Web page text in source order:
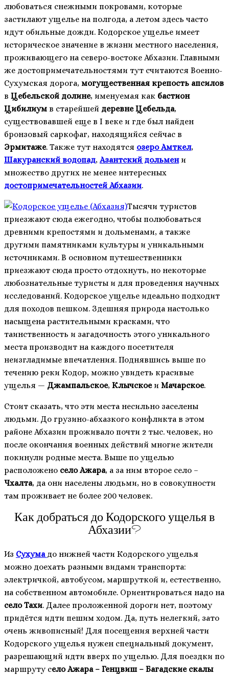
любоваться снежными покровами, которые
застилают ущелье на полгода, а летом здесь часто
идут обильные дожди. Кодорское ущелье имеет
историческое значение в жизни местного населения,
проживающего на северо-востоке Абхазии. Главными
же достопримечательностями тут считаются Военно-
Сухумская дорога, могущественная крепость апсилов
в Цебельской долине, именуемая как бастион
Цибилиум в старейшей деревне Цебельда,
существовавшей еще в I веке и где был найден
бронзовый саркофаг, находящийся сейчас в
Эрмитаже. Также тут находятся озеро Амткел,
Шакуранский водопад, Азантский дольмени
множество других не менее интересных
достопримечательностей Абхазии.
Тысячи туристов
приезжают сюда ежегодно, чтобы полюбоваться
древними крепостями и дольменами, а также
другими памятниками культуры и уникальными
источниками. В основном путешественники
приезжают сюда просто отдохнуть, но некоторые
любознательные туристы и для проведения научных
исследований. Кодорское ущелье идеально подходит
для походов пешком. Здешняя природа настолько
насыщена растительными красками, что
таинственность и загадочность этого уникального
места производит на каждого посетителя
неизгладимые впечатления. Поднявшись выше по
течению реки Кодор, можно увидеть красивые
ущелья — Джампальское, Клычскоеи Мачарское.
Стоит сказать, что эти места несильно заселены
людьми. До грузино-абхазкого конфликта в этом
районе Абхазии проживало почти 2 тыс. человек, но
после окончания военных действий многие жители
покинули родные места. Выше по ущелью
расположено село Ажара, а за ним второе село –
Чхалта, да они населены людьми, но в совокупности
там проживает не более 200 человек.
Как добраться до Кодорского ущелья в
Абхазии?
Из Сухума до нижней части Кодорского ущелья
можно доехать разными видами транспорта:
электричкой, автобусом, маршруткой и, естественно,
на собственном автомобиле. Ориентироваться надо на
село Тахи. Далее проложенной дороги нет, поэтому
придётся идти пешим ходом. Да, путь нелегкий, зато
очень живописный! Для посещения верхней части
Кодорского ущелья нужен специальный документ,
разрешающий идти вверх по ущелью. Для поездки по
маршруту село Ажара – Генцвиш – Багадские скалы